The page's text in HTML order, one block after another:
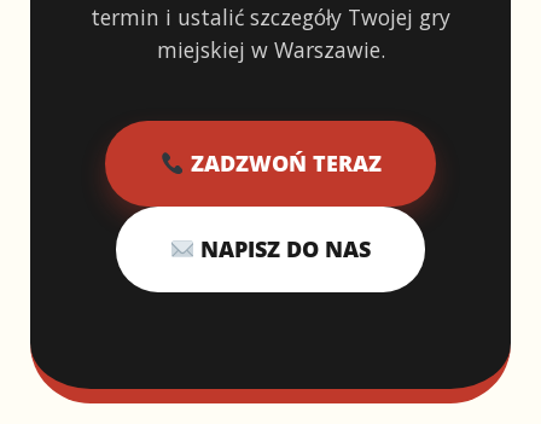
termin i ustalić szczegóły Twojej gry
miejskiej w Warszawie.
ZADZWOŃ TERAZ
NAPISZ DO NAS